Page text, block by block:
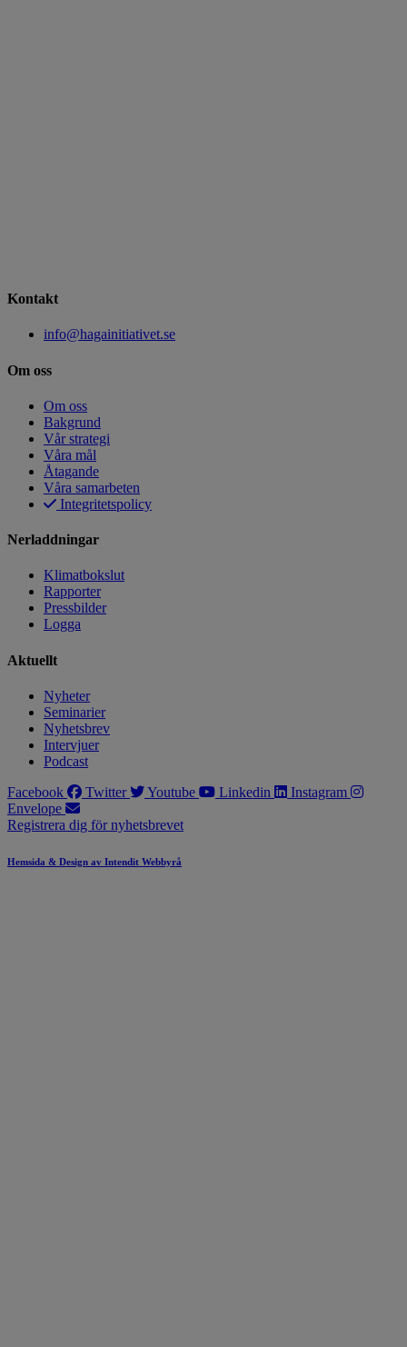
Kontakt
info@hagainitiativet.se
Om oss
Om oss
Bakgrund
Vår strategi
Våra mål
Åtagande
Våra samarbeten
Integritetspolicy
Nerladdningar
Klimatbokslut
Rapporter
Pressbilder
Logga
Aktuellt
Nyheter
Seminarier
Nyhetsbrev
Intervjuer
Podcast
Facebook
Twitter Youtube Linkedin
Instagram
Envelope
Registrera dig för nyhetsbrevet
Hemsida & Design av Intendit Webbyrå